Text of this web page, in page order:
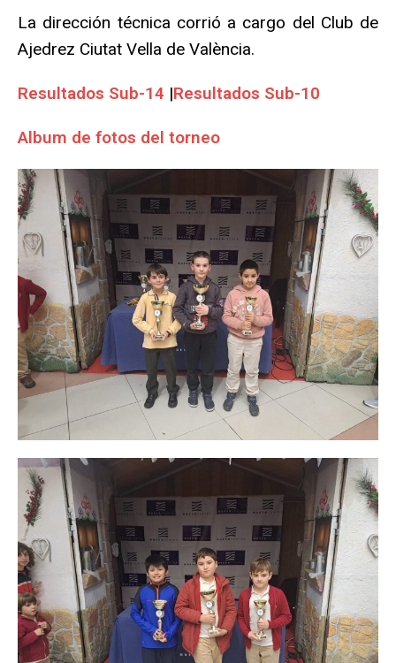
La dirección técnica corrió a cargo del Club de
Ajedrez Ciutat Vella de València.
Resultados Sub-14 |Resultados Sub-10
Album de fotos del torneo